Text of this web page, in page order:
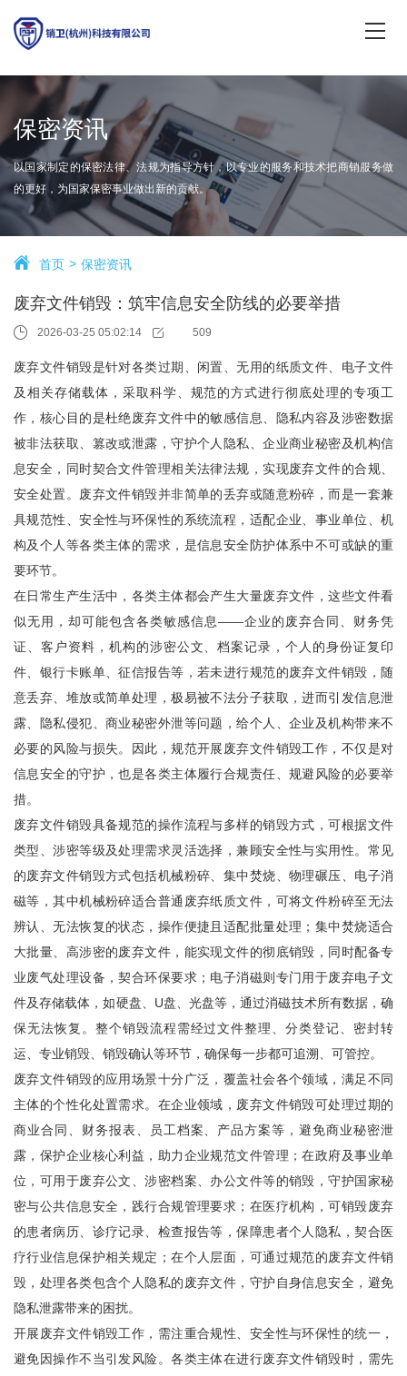
保密资讯
以国家制定的保密法律、法规为指导方针，以专业的服务和技术把商销服务做
的更好，为国家保密事业做出新的贡献。
首页 保密资讯
废弃文件销毁：筑牢信息安全防线的必要举措
2026-03-25 05:02:14 509
废弃文件销毁是针对各类过期、闲置、无用的纸质文件、电子文件
及相关存储载体，采取科学、规范的方式进行彻底处理的专项工
作，核心目的是杜绝废弃文件中的敏感信息、隐私内容及涉密数据
被非法获取、篡改或泄露，守护个人隐私、企业商业秘密及机构信
息安全，同时契合文件管理相关法律法规，实现废弃文件的合规、
安全处置。废弃文件销毁并非简单的丢弃或随意粉碎，而是一套兼
具规范性、安全性与环保性的系统流程，适配企业、事业单位、机
构及个人等各类主体的需求，是信息安全防护体系中不可或缺的重
要环节。
在日常生产生活中，各类主体都会产生大量废弃文件，这些文件看
似无用，却可能包含各类敏感信息——企业的废弃合同、财务凭
证、客户资料，机构的涉密公文、档案记录，个人的身份证复印
件、银行卡账单、征信报告等，若未进行规范的废弃文件销毁，随
意丢弃、堆放或简单处理，极易被不法分子获取，进而引发信息泄
露、隐私侵犯、商业秘密外泄等问题，给个人、企业及机构带来不
必要的风险与损失。因此，规范开展废弃文件销毁工作，不仅是对
信息安全的守护，也是各类主体履行合规责任、规避风险的必要举
措。
废弃文件销毁具备规范的操作流程与多样的销毁方式，可根据文件
类型、涉密等级及处理需求灵活选择，兼顾安全性与实用性。常见
的废弃文件销毁方式包括机械粉碎、集中焚烧、物理碾压、电子消
磁等，其中机械粉碎适合普通废弃纸质文件，可将文件粉碎至无法
辨认、无法恢复的状态，操作便捷且适配批量处理；集中焚烧适合
大批量、高涉密的废弃文件，能实现文件的彻底销毁，同时配备专
业废气处理设备，契合环保要求；电子消磁则专门用于废弃电子文
件及存储载体，如硬盘、U盘、光盘等，通过消磁技术所有数据，确
保无法恢复。整个销毁流程需经过文件整理、分类登记、密封转
运、专业销毁、销毁确认等环节，确保每一步都可追溯、可管控。
废弃文件销毁的应用场景十分广泛，覆盖社会各个领域，满足不同
主体的个性化处置需求。在企业领域，废弃文件销毁可处理过期的
商业合同、财务报表、员工档案、产品方案等，避免商业秘密泄
露，保护企业核心利益，助力企业规范文件管理；在政府及事业单
位，可用于废弃公文、涉密档案、办公文件等的销毁，守护国家秘
密与公共信息安全，践行合规管理要求；在医疗机构，可销毁废弃
的患者病历、诊疗记录、检查报告等，保障患者个人隐私，契合医
疗行业信息保护相关规定；在个人层面，可通过规范的废弃文件销
毁，处理各类包含个人隐私的废弃文件，守护自身信息安全，避免
隐私泄露带来的困扰。
开展废弃文件销毁工作，需注重合规性、安全性与环保性的统一，
避免因操作不当引发风险。各类主体在进行废弃文件销毁时，需先